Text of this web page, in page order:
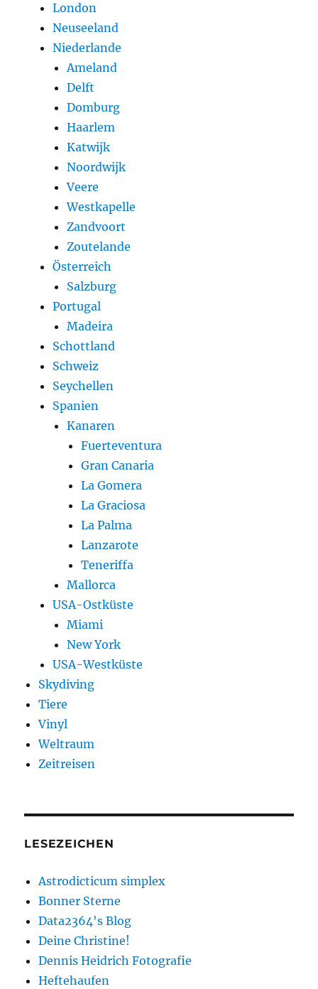
London
Neuseeland
Niederlande
Ameland
Delft
Domburg
Haarlem
Katwijk
Noordwijk
Veere
Westkapelle
Zandvoort
Zoutelande
Österreich
Salzburg
Portugal
Madeira
Schottland
Schweiz
Seychellen
Spanien
Kanaren
Fuerteventura
Gran Canaria
La Gomera
La Graciosa
La Palma
Lanzarote
Teneriffa
Mallorca
USA-Ostküste
Miami
New York
USA-Westküste
Skydiving
Tiere
Vinyl
Weltraum
Zeitreisen
LESEZEICHEN
Astrodicticum simplex
Bonner Sterne
Data2364's Blog
Deine Christine!
Dennis Heidrich Fotografie
Heftehaufen